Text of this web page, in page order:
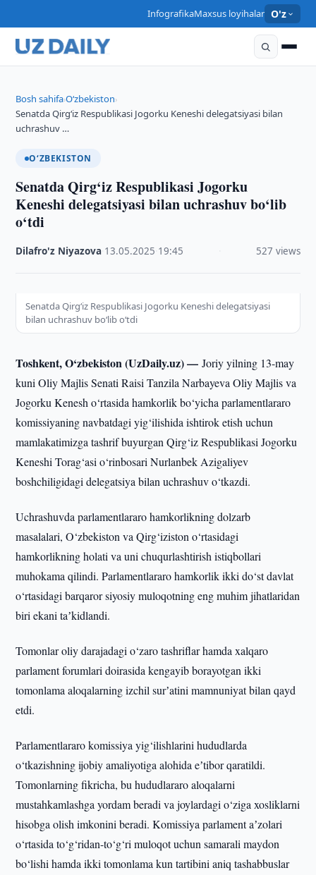
InfografikaMaxsus loyihalar O'z
Bosh sahifa›O‘zbekiston›
Senatda Qirg‘iz Respublikasi Jogorku Keneshi delegatsiyasi bilan
uchrashuv …
O‘ZBEKISTON
Senatda Qirg‘iz Respublikasi Jogorku
Keneshi delegatsiyasi bilan uchrashuv bo‘lib
o‘tdi
Dilafro'z Niyazova 13.05.2025 19:45 527 views
Senatda Qirg‘iz Respublikasi Jogorku Keneshi delegatsiyasi
bilan uchrashuv bo‘lib o‘tdi
Toshkent, O‘zbekiston (UzDaily.uz) —Joriy yilning 13-may
kuni Oliy Majlis Senati Raisi Tanzila Narbayeva Oliy Majlis va
Jogorku Kenesh o‘rtasida hamkorlik bo‘yicha parlamentlararo
komissiyaning navbatdagi yig‘ilishida ishtirok etish uchun
mamlakatimizga tashrif buyurgan Qirg‘iz Respublikasi Jogorku
Keneshi Torag‘asi o‘rinbosari Nurlanbek Azigaliyev
boshchiligidagi delegatsiya bilan uchrashuv o‘tkazdi.
Uchrashuvda parlamentlararo hamkorlikning dolzarb
masalalari, O‘zbekiston va Qirg‘iziston o‘rtasidagi
hamkorlikning holati va uni chuqurlashtirish istiqbollari
muhokama qilindi. Parlamentlararo hamkorlik ikki do‘st davlat
o‘rtasidagi barqaror siyosiy muloqotning eng muhim jihatlaridan
biri ekani taʼkidlandi.
Tomonlar oliy darajadagi o‘zaro tashriflar hamda xalqaro
parlament forumlari doirasida kengayib borayotgan ikki
tomonlama aloqalarning izchil surʼatini mamnuniyat bilan qayd
etdi.
Parlamentlararo komissiya yig‘ilishlarini hududlarda
o‘tkazishning ijobiy amaliyotiga alohida eʼtibor qaratildi.
Tomonlarning fikricha, bu hududlararo aloqalarni
mustahkamlashga yordam beradi va joylardagi o‘ziga xosliklarni
hisobga olish imkonini beradi. Komissiya parlament aʼzolari
o‘rtasida to‘g‘ridan-to‘g‘ri muloqot uchun samarali maydon
bo‘lishi hamda ikki tomonlama kun tartibini aniq tashabbuslar